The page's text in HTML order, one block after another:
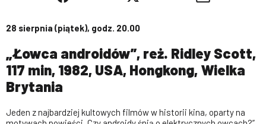
28 sierpnia (piątek), godz. 20.00
„Łowca androidów”, reż. Ridley Scott,
117 min, 1982, USA, Hongkong, Wielka
Brytania
Jeden z najbardziej kultowych filmów w historii kina, oparty na